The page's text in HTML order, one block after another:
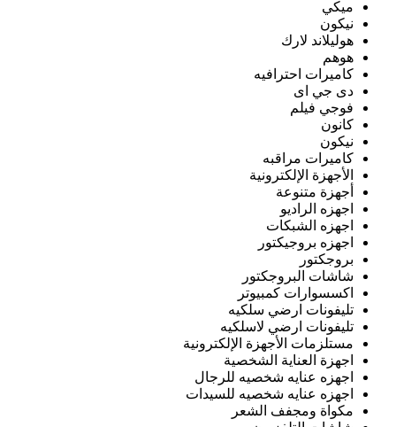
ميكي
نيكون
هوليلاند لارك
هوهم
كاميرات احترافيه
دى جي اى
فوجي فيلم
كانون
نيكون
كاميرات مراقبه
الأجهزة الإلكترونية
أجهزة متنوعة
اجهزه الراديو
اجهزه الشبكات
اجهزه بروجيكتور
بروجكتور
شاشات البروجكتور
اكسسوارات كمبيوتر
تليفونات ارضي سلكيه
تليفونات ارضي لاسلكيه
مستلزمات الأجهزة الإلكترونية
اجهزة العناية الشخصية
اجهزه عنايه شخصيه للرجال
اجهزه عنايه شخصيه للسيدات
مكواة ومجفف الشعر